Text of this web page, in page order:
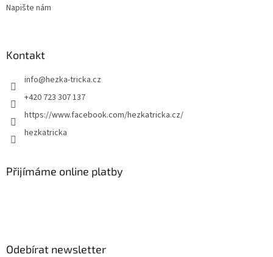
Napište nám
Kontakt
info@hezka-tricka.cz
+420 723 307 137
https://www.facebook.com/hezkatricka.cz/
hezkatricka
Přijímáme online platby
Odebírat newsletter